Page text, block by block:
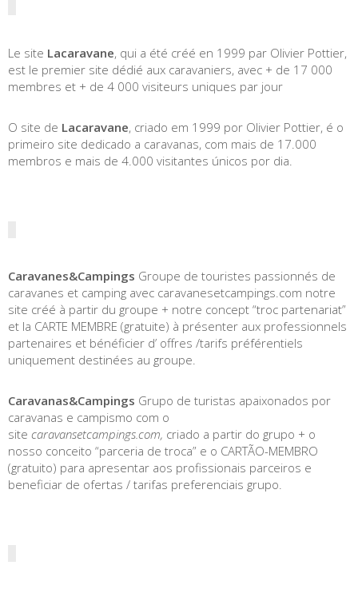
Le site Lacaravane, qui a été créé en 1999 par Olivier Pottier,
est le premier site dédié aux caravaniers, avec + de 17 000
membres et + de 4 000 visiteurs uniques par jour
O site de Lacaravane, criado em 1999 por Olivier Pottier, é o
primeiro site dedicado a caravanas, com mais de 17.000
membros e mais de 4.000 visitantes únicos por dia.
Caravanes&Campings Groupe de touristes passionnés de
caravanes et camping avec caravanesetcampings.com notre
site créé à partir du groupe + notre concept “troc partenariat”
et la CARTE MEMBRE (gratuite) à présenter aux professionnels
partenaires et bénéficier d’ offres /tarifs préférentiels
uniquement destinées au groupe.
Caravanas&Campings Grupo de turistas apaixonados por
caravanas e campismo com o
site caravansetcampings.com, criado a partir do grupo + o
nosso conceito “parceria de troca” e o CARTÃO-MEMBRO
(gratuito) para apresentar aos profissionais parceiros e
beneficiar de ofertas / tarifas preferenciais grupo.